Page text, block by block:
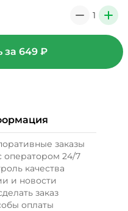
1 +
за 649₽
заказы
оператором 24/7
качества
и новости
заказ
оплаты